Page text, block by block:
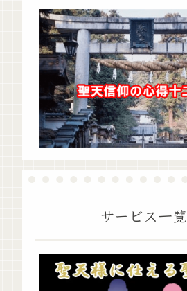
サービス一覧